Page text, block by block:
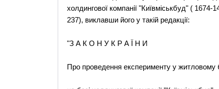
холдингової компанії "Київміськбуд" (
237), виклавши його у такій редакції:
"З А К О Н У К Р А Ї Н И
Про проведення експерименту у житловому